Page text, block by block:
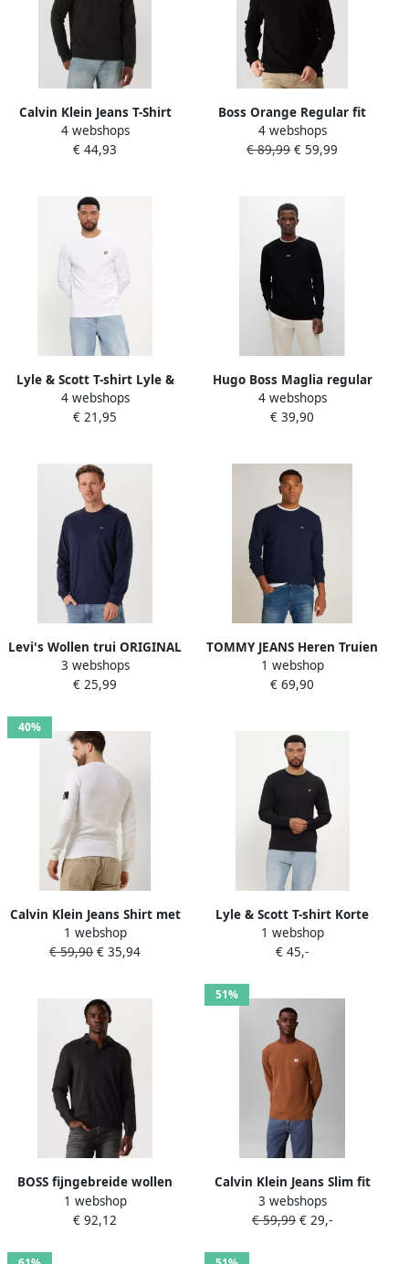
Calvin Klein Jeans T-Shirt
Lange Mouw LS WAFFLE
BADGE CREW LV040EM217
4 webshops
€ 44,93
Boss Orange Regular fit
shirt met lange mouwen en
wafelstructuur model
4 webshops
€ 89,99 € 59,99
Lyle & Scott T-shirt Lyle &
Scott TS512VOG L S T-SHIRT-
626 WHITE
4 webshops
€ 21,95
Hugo Boss Maglia regular
fit in cotone elasticizzato
con logo a contrasto uomo
4 webshops
€ 39,90
Levi's Wollen trui ORIGINAL
HM SWEATER in klassieke
ronde halsvorm
3 webshops
€ 25,99
TOMMY JEANS Heren Truien
& Vesten Tjm Reg Waffle L s
Tee Donkerblauw
1 webshop
€ 69,90
40%
Calvin Klein Jeans Shirt met
lange mouwen van katoen
met structuurmotief model
1 webshop
€ 59,90 € 35,94
Lyle & Scott T-shirt Korte
Mouw Lyle & Scott Effen T-
shirt met lange mouwen
1 webshop
€ 45,-
BOSS fijngebreide wollen
regular fit polo Bono-L met
logo black
1 webshop
€ 92,12
51%
Calvin Klein Jeans Slim fit
shirt met lange mouwen en
logopatch model 'Waffle'
3 webshops
€ 59,99 € 29,-